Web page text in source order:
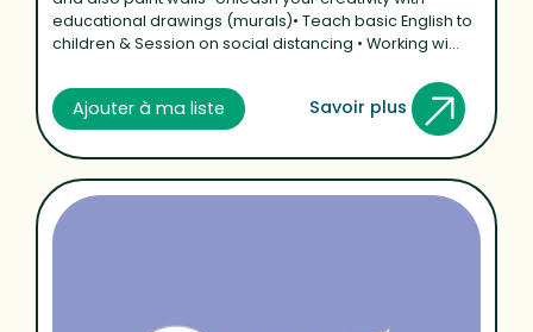
educational drawings (murals)• Teach basic English to
children & Session on social distancing • Working wi...
Ajouter à ma liste Savoir plus